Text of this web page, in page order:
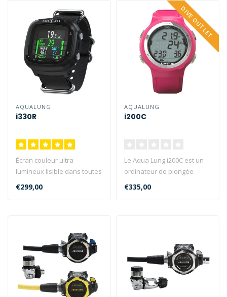
AQUALUNG
i330R
Écran couleur ultra
lumineux lisible dans toutes
les conditions, même en
plein..
€299,00
DIVE OUTLET
AQUALUNG
i200C
Le Aqua Lung i200C est un
ordinateur de plongée
intuitif et sportif avec des
€335,00